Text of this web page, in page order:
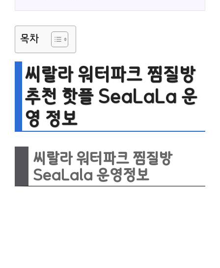
목차
씨랄라 워터파크 찜질방
추천 핫플 SeaLaLa 운
영 정보
씨랄라 워터파크 찜질방
SeaLala 운영정보